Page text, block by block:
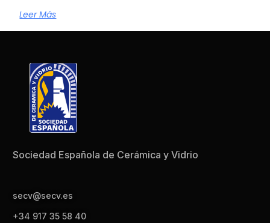
Leer Más
Sociedad Española de Cerámica y Vidrio
secv@secv.es
+34 917 35 58 40